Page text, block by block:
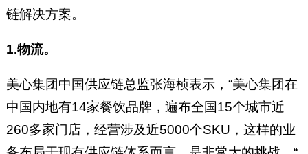
链解决方案。
1.物流。
美心集团中国供应链总监张海桢表示，“美心集团在
中国内地有14家餐饮品牌，遍布全国15个城市近
260多家门店，经营涉及近5000个SKU，这样的业